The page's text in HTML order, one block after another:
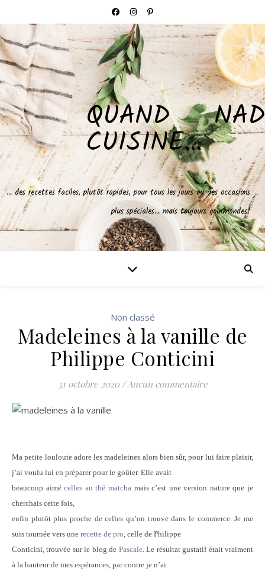
QUAND NAD
CUISINE…
… des recettes faciles, plutôt rapides, pour tous les jours ou des occasions
plus spéciales… mais toujours gourmandes!
Non classé
Madeleines à la vanille de
Philippe Conticini
31 octobre 2020 /Aucun commentaire
Ma petite louloute adore les madeleines alors bien sûr, pour lui faire plaisir,
j’ai voulu lui en préparer pour le goûter. Elle avait
beaucoup aimécelles au thé matchamais c’est une version nature que je
cherchais cette fois,
enfin plutôt plus proche de celles qu’on trouve dans le commerce. Je me
suis tournée vers une recette de pro, celle de Philippe
Conticini, trouvée sur le blog de Pascale. Le résultat gustatif était vraiment
à la hauteur de mes espérances, par contre je n’ai